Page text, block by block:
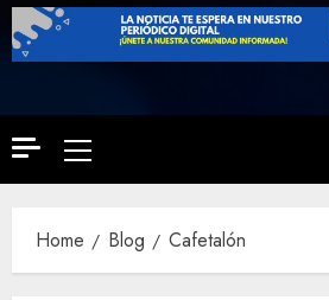
Primary
Menu
Home Blog Cafetalón